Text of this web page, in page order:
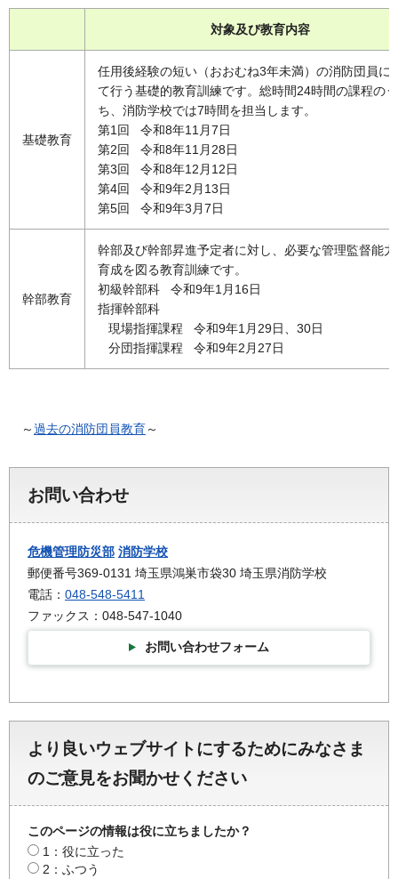
対象及び教育内容
基礎教育
任用後経験の短い（おおむね3年未満）の消防団員に
て行う基礎的教育訓練です。総時間24時間の課程のう
ち、消防学校では7時間を担当します。
第1回 令和8年11月7日
第2回 令和8年11月28日
第3回 令和8年12月12日
第4回 令和9年2月13日
第5回 令和9年3月7日
幹部教育
幹部及び幹部昇進予定者に対し、必要な管理監督能
育成を図る教育訓練です。
初級幹部科 令和9年1月16日
指揮幹部科
現場指揮課程 令和9年1月29日、30日
分団指揮課程 令和9年2月27日
～過去の消防団員教育～
お問い合わせ
危機管理防災部 消防学校
郵便番号369-0131 埼玉県鴻巣市袋30 埼玉県消防学校
電話： 048-548-5411
ファックス：048-547-1040
お問い合わせフォーム
より良いウェブサイトにするためにみなさま
のご意見をお聞かせください
このページの情報は役に立ちましたか？
1：役に立った
2：ふつう